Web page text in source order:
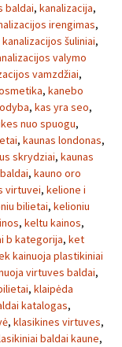
baldai, kanalizacija,
irengimas,
kanalizacijos šuliniai,
valymo
vamzdžiai,
, kanebo
, kas yra seo,
nuo spuogu,
, kaunas londonas,
skrydziai, kaunas
, kauno oro
virtuvei, kelione i
bilietai, kelioniu
, keltu kainos,
b kategorija, ket
kainuoja plastikiniai
virtuves baldai,
, klaipėda
katalogas,
, klasikines virtuves,
baldai kaune,